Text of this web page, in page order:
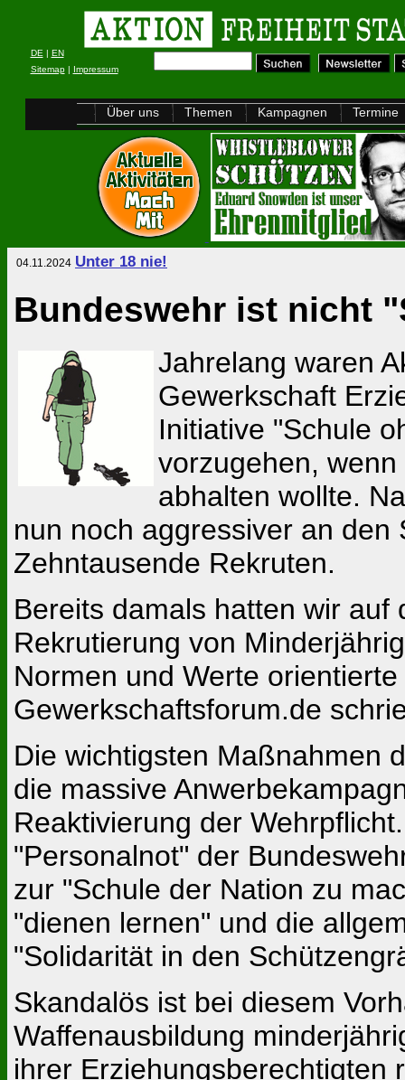
DE | EN
Sitemap| Impressum
Über uns Themen Kampagnen Termine
04.11.2024 Unter 18 nie!
Bundeswehr ist nicht
Jahrelang waren
Gewerkschaft
Initiative "Schule
vorzugehen,
abhalten wollte.
nun noch aggressiver an
Zehntausende Rekruten.
Bereits damals hatten wir
Rekrutierung von
Normen und Werte
Gewerkschaftsforum.de
Die wichtigsten Maßnahmen
die massive
Reaktivierung der
"Personalnot" der
zur "Schule der Nation zu
"dienen lernen" und die
"Solidarität in den
Skandalös ist bei diesem
Waffenausbildung
ihrer Erziehungsberechtigten